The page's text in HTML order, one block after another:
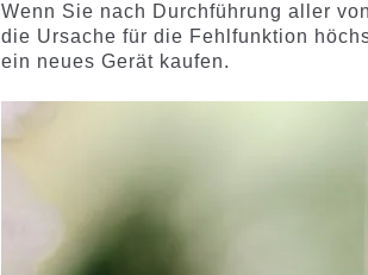
Wenn Sie nach Durchführung aller
die Ursache für die Fehlfunktion
ein neues Gerät kaufen.